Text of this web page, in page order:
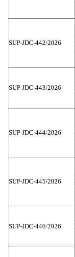
SUP-JDC-442/2026
SUP-JDC-443/2026
SUP-JDC-444/2026
SUP-JDC-445/2026
SUP-JDC-446/2026